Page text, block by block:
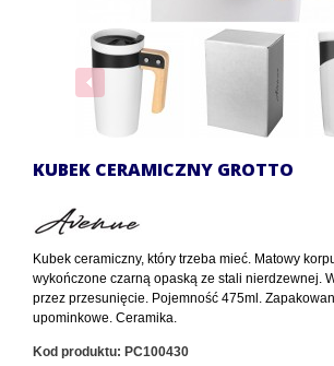
KUBEK CERAMICZNY GROTTO
Kubek ceramiczny, który trzeba mieć. Matowy
wykończone czarną opaską ze stali nierdzewnej.
przez przesunięcie. Pojemność 475ml.
upominkowe. Ceramika.
Kod produktu: PC100430